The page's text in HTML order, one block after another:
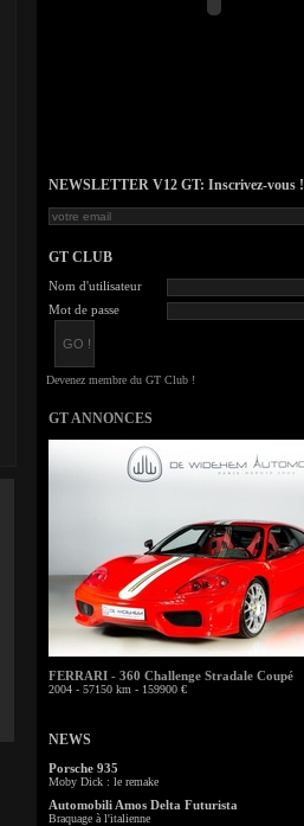
NEWSLETTER V12 GT: Inscrivez-vous !
GT CLUB
Nom d'utilisateur
Mot de passe
GT ANNONCES
FERRARI - 360 Challenge Stradale Coupé
2004 - 57150 km - 159900 €
NEWS
Porsche 935
Moby Dick : le remake
Automobili Amos Delta Futurista
Braquage à l'italienne